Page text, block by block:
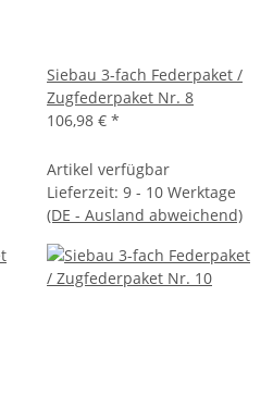
Siebau 3-fach Federpaket /
Zugfederpaket Nr. 8
106,98 € *
Artikel verfügbar
Lieferzeit: 9 - 10 Werktage
(DE - Ausland abweichend)